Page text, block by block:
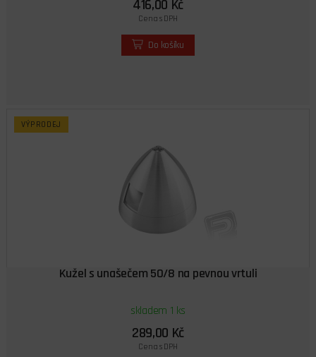
416,00 Kč
Cena s DPH
Do košíku
VÝPRODEJ
Kužel s unašečem 50/8 na pevnou vrtuli
skladem 1 ks
289,00 Kč
Cena s DPH